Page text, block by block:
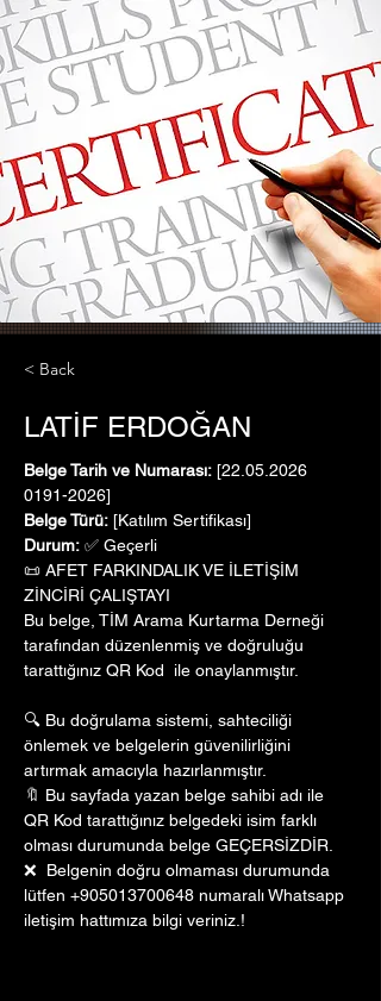
< Back
LATİF ERDOĞAN
Belge Tarih ve Numarası: [22.05.2026
0191-2026]
Belge Türü: [Katılım Sertifikası]
Durum: ✅ Geçerli
📜 AFET FARKINDALIK VE İLETİŞİM
ZİNCİRİ ÇALIŞTAYI
Bu belge, TİM Arama Kurtarma Derneği
tarafından düzenlenmiş ve doğruluğu
tarattığınız QR Kod  ile onaylanmıştır.
🔍 Bu doğrulama sistemi, sahteciliği
önlemek ve belgelerin güvenilirliğini
artırmak amacıyla hazırlanmıştır.
🔖 Bu sayfada yazan belge sahibi adı ile
QR Kod tarattığınız belgedeki isim farklı
olması durumunda belge GEÇERSİZDİR.
❌  Belgenin doğru olmaması durumunda
lütfen +905013700648 numaralı Whatsapp
iletişim hattımıza bilgi veriniz.!